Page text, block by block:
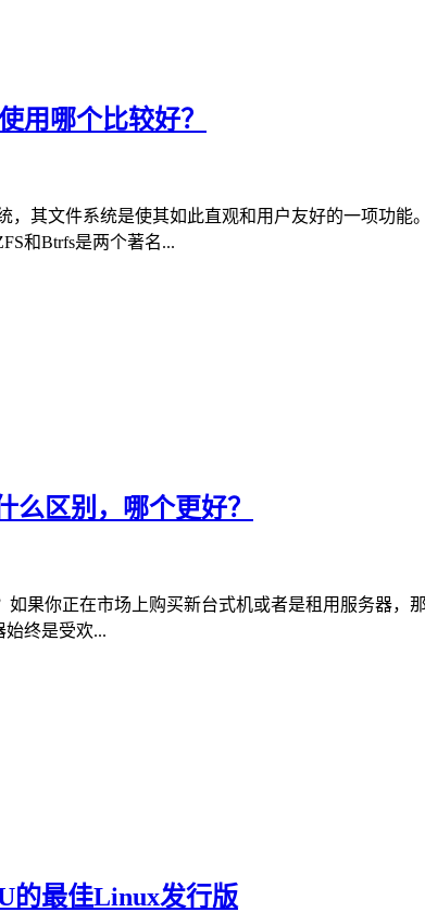
用哪个比较好？
，其文件系统是使其如此直观和用户友好的一项功
和Btrfs是两个著名...
么区别，哪个更好？
如果你正在市场上购买新台式机或者是租用服务器
终是受欢...
的最佳Linux发行版